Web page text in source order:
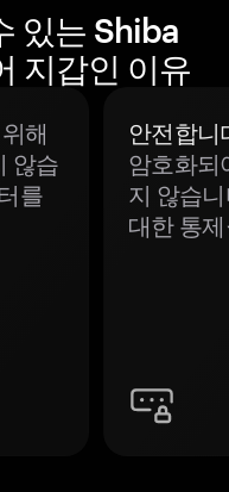
있는 Shiba
지갑인 이유
해
않습
를
안전합니
암호화되
지 않습
대한 통